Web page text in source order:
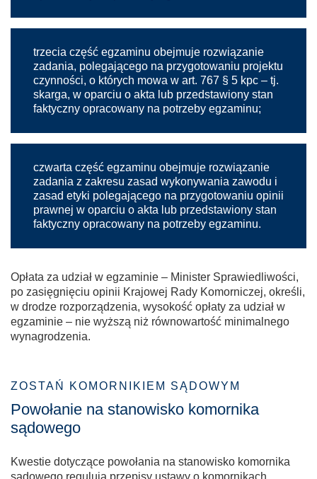
trzecia część egzaminu obejmuje rozwiązanie
zadania, polegającego na przygotowaniu projektu
czynności, o których mowa w art. 767 § 5 kpc – tj.
skarga, w oparciu o akta lub przedstawiony stan
faktyczny opracowany na potrzeby egzaminu;
czwarta część egzaminu obejmuje rozwiązanie
zadania z zakresu zasad wykonywania zawodu i
zasad etyki polegającego na przygotowaniu opinii
prawnej w oparciu o akta lub przedstawiony stan
faktyczny opracowany na potrzeby egzaminu.
Opłata za udział w egzaminie – Minister Sprawiedliwości,
po zasięgnięciu opinii Krajowej Rady Komorniczej, określi,
w drodze rozporządzenia, wysokość opłaty za udział w
egzaminie – nie wyższą niż równowartość minimalnego
wynagrodzenia.
ZOSTAŃ KOMORNIKIEM SĄDOWYM
Powołanie na stanowisko komornika
sądowego
Kwestie dotyczące powołania na stanowisko komornika
sądowego regulują przepisy ustawy o komornikach